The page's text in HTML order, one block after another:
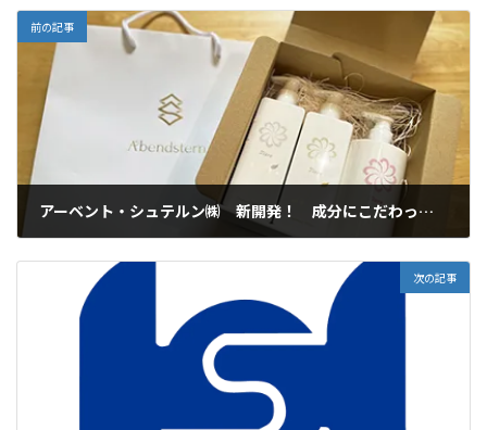
前の記事
アーベント・シュテルン㈱ 新開発！ 成分にこだわったティアレシリーズ
次の記事